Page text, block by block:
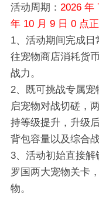
活动周期： 2026 年
年 10 月 9 日 0 点
1、活动期间完成
往宠物商店消耗货
战力。
2、既可挑战专属
启宠物对战切磋，
持等级提升，升级
背包容量以及综合战
3、活动初始直接解
罗国两大宠物关卡
物。